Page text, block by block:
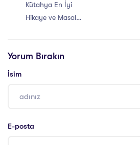
Kütahya En İyi
Hikaye ve Masal
Yorum Bırakın
İsim
E-posta